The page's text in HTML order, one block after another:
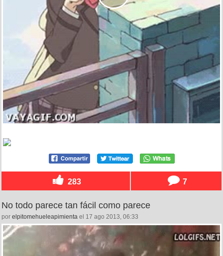
283 7
No todo parece tan fácil como parece
por elpitomehueleapimienta el 17 ago 2013, 06:33